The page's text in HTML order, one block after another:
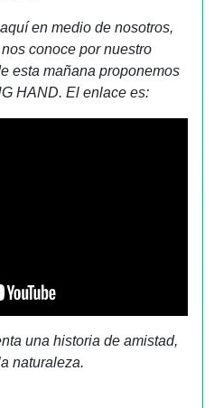
en medio de nosotros,
conoce por nuestro
esta mañana proponemos
HAND. El enlace es:
una historia de amistad,
naturaleza.